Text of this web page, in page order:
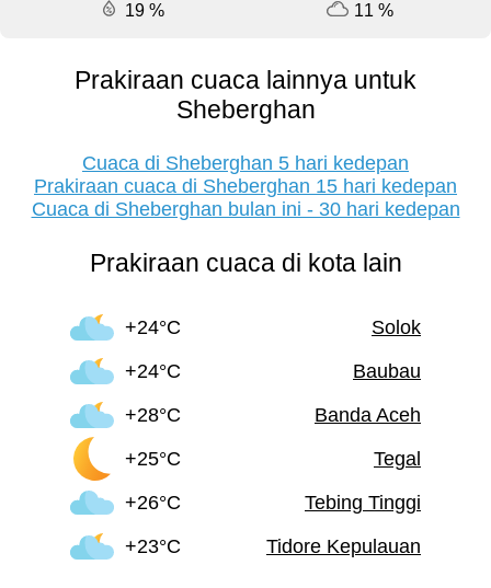
19 %
11 %
Prakiraan cuaca lainnya untuk
Sheberghan
Cuaca di Sheberghan 5 hari kedepan
Prakiraan cuaca di Sheberghan 15 hari kedepan
Cuaca di Sheberghan bulan ini - 30 hari kedepan
Prakiraan cuaca di kota lain
+24°C
Solok
+24°C
Baubau
+28°C
Banda Aceh
+25°C
Tegal
+26°C
Tebing Tinggi
+23°C
Tidore Kepulauan